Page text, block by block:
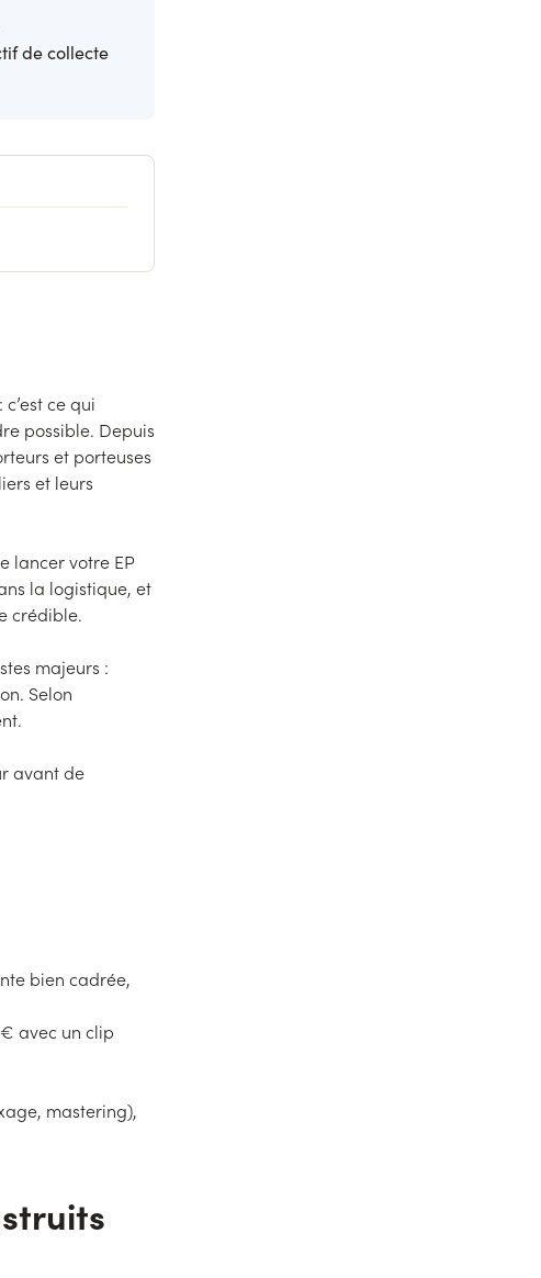
de collecte
ce qui
possible. Depuis
et porteuses
et leurs
lancer votre EP
la logistique, et
crédible.
majeurs :
Selon
avant de
bien cadrée,
avec un clip
mastering),